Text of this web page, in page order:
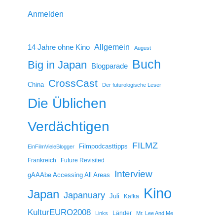
Anmelden
14 Jahre ohne Kino Allgemein August
Big in Japan Blogparade Buch
China CrossCast Der futurologische Leser
Die Üblichen
Verdächtigen
EinFilmVieleBlogger Filmpodcasttipps FILMZ
Frankreich Future Revisited
gAAAbe Accessing All Areas Interview
Japan Japanuary Juli Kafka Kino
KulturEURO2008 Links Länder Mr. Lee And Me